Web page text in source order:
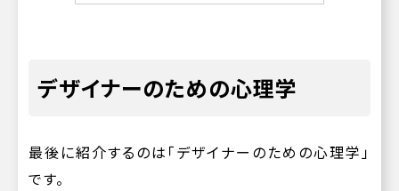
デザイナーのための心理学
最後に紹介するのは「デザイナーのための心理学」
です。